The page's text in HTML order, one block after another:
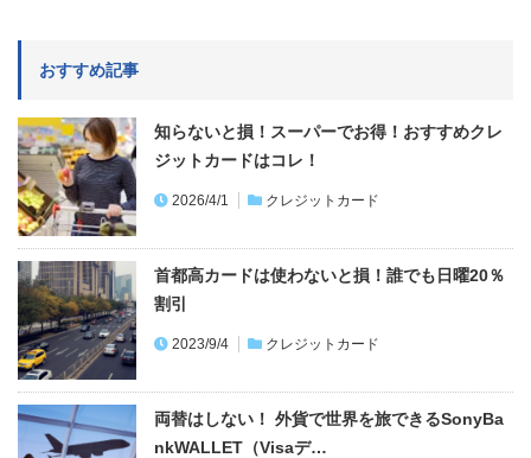
おすすめ記事
知らないと損！スーパーでお得！おすすめクレ
ジットカードはコレ！
2026/4/1 クレジットカード
首都高カードは使わないと損！誰でも日曜20％
割引
2023/9/4 クレジットカード
両替はしない！ 外貨で世界を旅できるSonyBa
nkWALLET（Visaデ…